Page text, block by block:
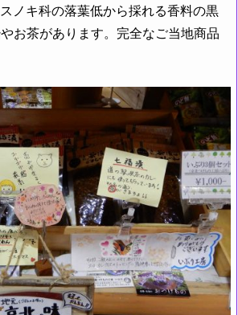
ノキ科の落葉低から採れる香料の黒
お茶があります。完全なご当地商品